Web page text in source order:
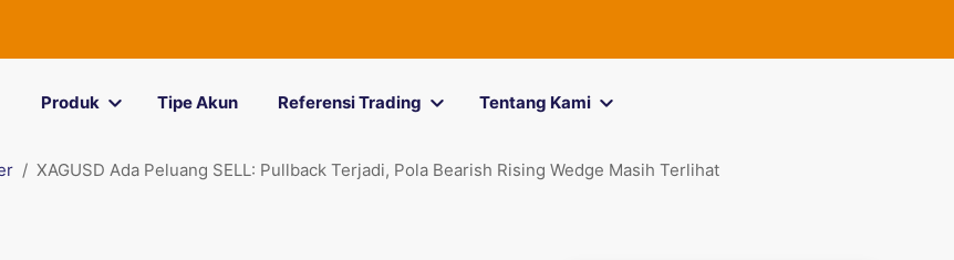
Produk Tipe Akun Referensi Trading Tentang Kami
XAGUSD Ada Peluang SELL: Pullback Terjadi, Pola Bearish Rising Wedge Masih Terlihat